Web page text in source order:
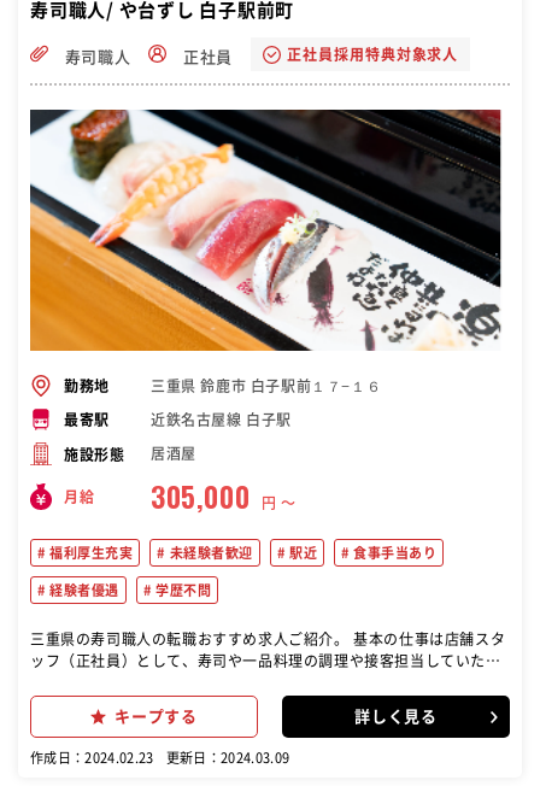
寿司職人/ や台ずし 白子駅前町
寿司職人 正社員 正社員採用特典対象求人
勤務地 三重県 鈴鹿市 白子駅前１７−１６
最寄駅 近鉄名古屋線 白子駅
施設形態 居酒屋
月給 305,000 円 〜
福利厚生充実 未経験者歓迎 駅近 食事手当あり
経験者優遇 学歴不問
三重県の寿司職人の転職おすすめ求人ご紹介。 基本の仕事は店舗スタ
ッフ（正社員）として、寿司や一品料理の調理や接客担当していただ
受注・発注・在庫管理、また売上管理、アルバイトの面接・育成、メ
ニュー開発などです。いち早く店長を目指して頂くためには店舗マネ
キープする 詳しく見る
作成日：2024.02.23 更新日：2024.03.09